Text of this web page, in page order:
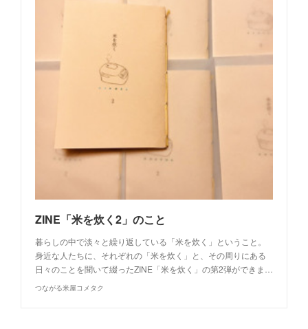
ZINE「米を炊く2」のこと
暮らしの中で淡々と繰り返している「米を炊く」ということ。
身近な人たちに、それぞれの「米を炊く」と、その周りにある
日々のことを聞いて綴ったZINE「米を炊く」の第2弾ができま…
つながる米屋コメタク